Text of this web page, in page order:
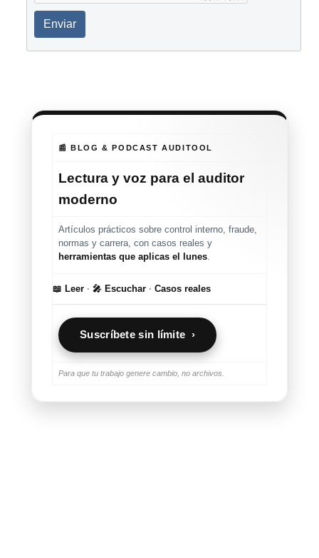
Enviar
📰 BLOG & PODCAST AUDITOOL
Lectura y voz para el auditor
moderno
Artículos prácticos sobre control interno, fraude,
normas y carrera, con casos reales y
herramientas que aplicas el lunes.
📖 Leer · 🎤 Escuchar · Casos reales
Suscríbete sin límite ›
Para que tu trabajo genere cambio, no archivos.